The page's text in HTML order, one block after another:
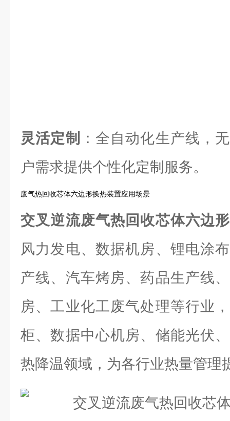
灵活定制
：全自动化生产线，
户需求提供个性化定制服务。
废气热回收芯体六边形换热装置应用场景
交叉逆流废气热回收芯体六边
风力发电、数据机房、锂电涂
产线、汽车烤房、药品生产线
房、工业化工废气处理等行业
柜、数据中心机房、储能光伏
热降温领域，为各行业热量管理